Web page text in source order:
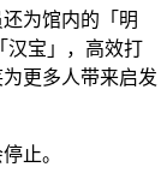
为馆内的「明
宝」，高效打
更多人带来启发
止。